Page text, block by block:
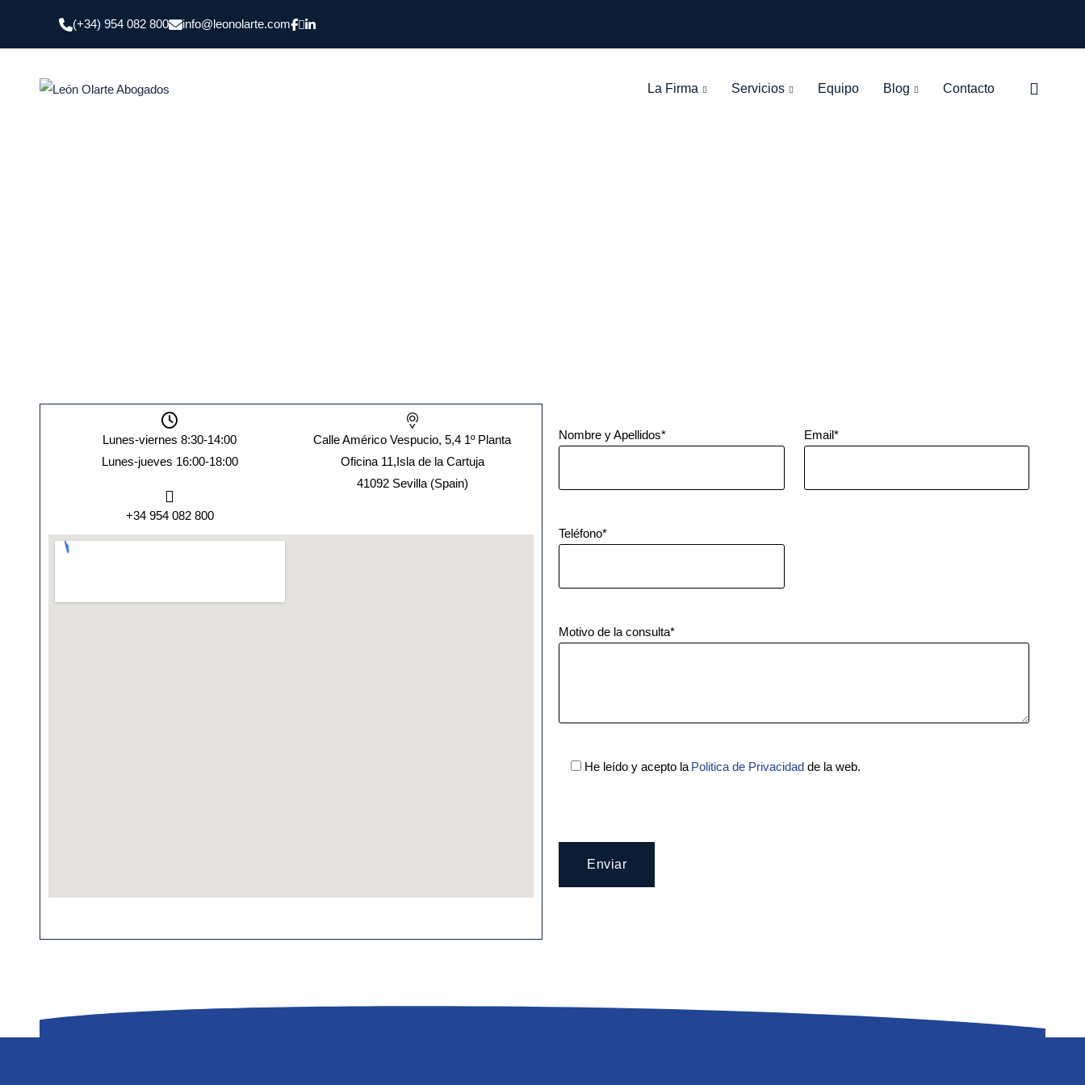
(+34) 954 082 800 info@leonolarte.com
La Firma Servicios Equipo Blog Contacto
Lunes-viernes 8:30-14:00
Lunes-jueves 16:00-18:00
+34 954 082 800
Calle Américo Vespucio, 5,4 1º Planta
Oficina 11,Isla de la Cartuja
41092 Sevilla (Spain)
Nombre y Apellidos* Email*
Teléfono*
Motivo de la consulta*
He leído y acepto la Politica de Privacidad de la web.
Enviar